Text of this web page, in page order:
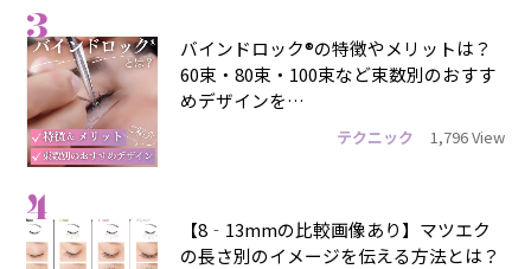
3
バインドロック®の特徴やメリットは？
60束・80束・100束など束数別のおすす
めデザインを…
テクニック 1,796 View
4
【8‐13mmの比較画像あり】マツエク
の長さ別のイメージを伝える方法とは？